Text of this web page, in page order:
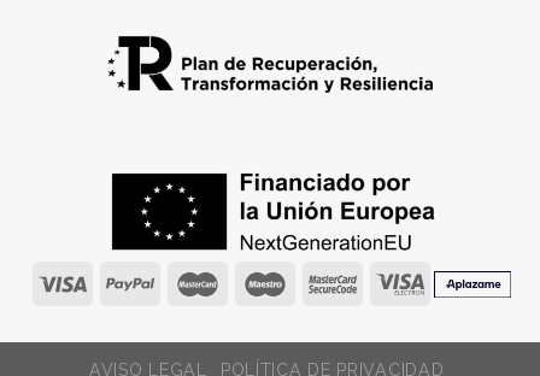
AVISO LEGAL POLÍTICA DE PRIVACIDAD